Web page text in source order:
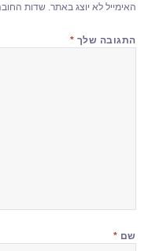
האימייל לא יוצג באתר. שדות
התגובה שלך *
שם *